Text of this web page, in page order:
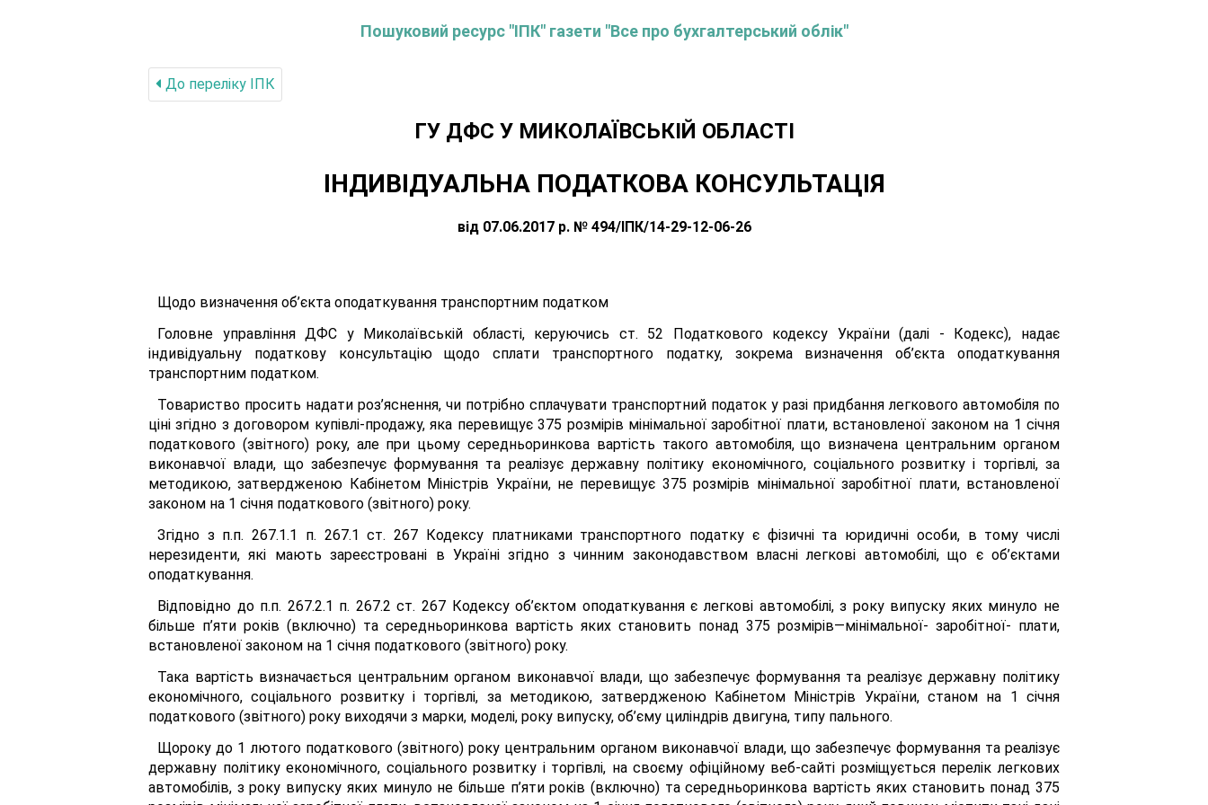
Пошуковий ресурс "ІПК" газети "Все про бухгалтерський облік"
До переліку IПК
ГУ ДФС У МИКОЛАЇВСЬКIЙ ОБЛАСТI
ІНДИВІДУАЛЬНА ПОДАТКОВА КОНСУЛЬТАЦІЯ
від 07.06.2017 р. № 494/ІПК/14-29-12-06-26
Щодо визначення об’єкта оподаткування транспортним податком
Головне управління ДФС у Миколаївській області, керуючись ст. 52 Податкового кодексу України (далі - Кодекс), надає
індивідуальну податкову консультацію щодо сплати транспортного податку, зокрема визначення об’єкта оподаткування
транспортним податком.
Товариство просить надати роз’яснення, чи потрібно сплачувати транспортний податок у разі придбання легкового автомобіля по
ціні згідно з договором купівлі-продажу, яка перевищує 375 розмірів мінімальної заробітної плати, встановленої законом на 1 січня
податкового (звітного) року, але при цьому середньоринкова вартість такого автомобіля, що визначена центральним органом
виконавчої влади, що забезпечує формування та реалізує державну політику економічного, соціального розвитку і торгівлі, за
методикою, затвердженою Кабінетом Міністрів України, не перевищує 375 розмірів мінімальної заробітної плати, встановленої
законом на 1 січня податкового (звітного) року.
Згідно з п.п. 267.1.1 п. 267.1 ст. 267 Кодексу платниками транспортного податку є фізичні та юридичні особи, в тому числі
нерезиденти, які мають зареєстровані в Україні згідно з чинним законодавством власні легкові автомобілі, що є об’єктами
оподаткування.
Відповідно до п.п. 267.2.1 п. 267.2 ст. 267 Кодексу об’єктом оподаткування є легкові автомобілі, з року випуску яких минуло не
більше п’яти років (включно) та середньоринкова вартість яких становить понад 375 розмірів—мінімальної- заробітної- плати,
встановленої законом на 1 січня податкового (звітного) року.
Така вартість визначається центральним органом виконавчої влади, що забезпечує формування та реалізує державну політику
економічного, соціального розвитку і торгівлі, за методикою, затвердженою Кабінетом Міністрів України, станом на 1 січня
податкового (звітного) року виходячи з марки, моделі, року випуску, об’єму циліндрів двигуна, типу пального.
Щороку до 1 лютого податкового (звітного) року центральним органом виконавчої влади, що забезпечує формування та реалізує
державну політику економічного, соціального розвитку і торгівлі, на своєму офіційному веб-сайті розміщується перелік легкових
автомобілів, з року випуску яких минуло не більше п’яти років (включно) та середньоринкова вартість яких становить понад 375